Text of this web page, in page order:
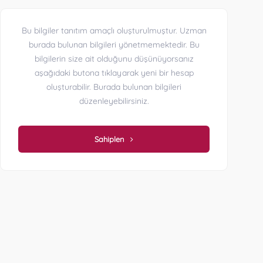
Bu bilgiler tanıtım amaçlı oluşturulmuştur. Uzman
burada bulunan bilgileri yönetmemektedir. Bu
bilgilerin size ait olduğunu düşünüyorsanız
aşağıdaki butona tıklayarak yeni bir hesap
oluşturabilir. Burada bulunan bilgileri
düzenleyebilirsiniz.
Sahiplen